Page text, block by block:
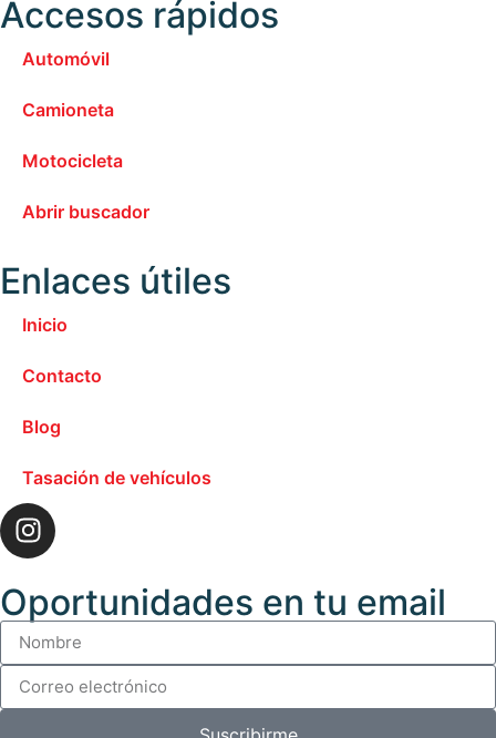
Accesos rápidos
Automóvil
Camioneta
Motocicleta
Abrir buscador
Enlaces útiles
Inicio
Contacto
Blog
Tasación de vehículos
Oportunidades en tu email